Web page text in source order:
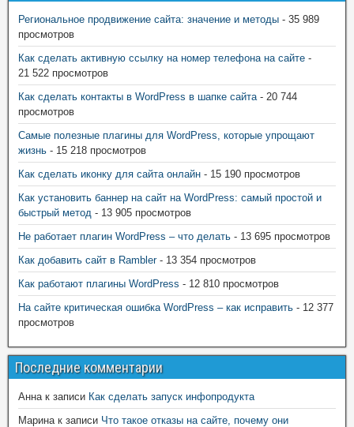
Региональное продвижение сайта: значение и методы - 35 989
просмотров
Как сделать активную ссылку на номер телефона на сайте -
21 522 просмотров
Как сделать контакты в WordPress в шапке сайта- 20 744
просмотров
Самые полезные плагины для WordPress, которые упрощают
жизнь - 15 218 просмотров
Как сделать иконку для сайта онлайн - 15 190 просмотров
Как установить баннер на сайт на WordPress: самый простой и
быстрый метод - 13 905 просмотров
Не работает плагин WordPress – что делать - 13 695 просмотров
Как добавить сайт в Rambler- 13 354 просмотров
Как работают плагины WordPress - 12 810 просмотров
На сайте критическая ошибка WordPress – как исправить - 12 377
просмотров
Последние комментарии
Аннак записи Как сделать запуск инфопродукта
Маринак записи Что такое отказы на сайте, почему они